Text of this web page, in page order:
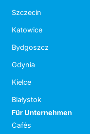
Szczecin
Katowice
Bydgoszcz
Gdynia
Kielce
Białystok
Für Unternehmen
Cafés